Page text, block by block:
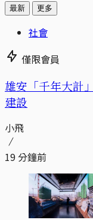
最新 更多
社會
僅限會員
雄安「千年大計
建設
小飛
19 分鐘前